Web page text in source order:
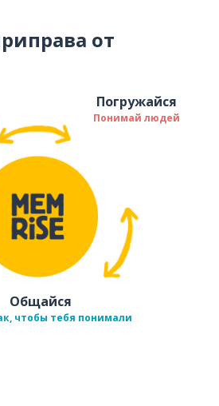
от
Погружайся
Понимай людей
Общайся
чтобы тебя понимали